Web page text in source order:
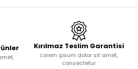
Kırılmaz Teslim Garantisi
Lorem ipsum dolor sit amet,
consectetur